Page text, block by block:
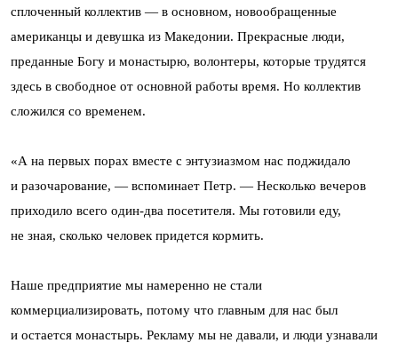
сплоченный коллектив — в основном, новообращенные
американцы и девушка из Македонии. Прекрасные люди,
преданные Богу и монастырю, волонтеры, которые трудятся
здесь в свободное от основной работы время. Но коллектив
сложился со временем.
«А на первых порах вместе с энтузиазмом нас поджидало
и разочарование, — вспоминает Петр. — Несколько вечеров
приходило всего один-два посетителя. Мы готовили еду,
не зная, сколько человек придется кормить.
Наше предприятие мы намеренно не стали
коммерциализировать, потому что главным для нас был
и остается монастырь. Рекламу мы не давали, и люди узнавали